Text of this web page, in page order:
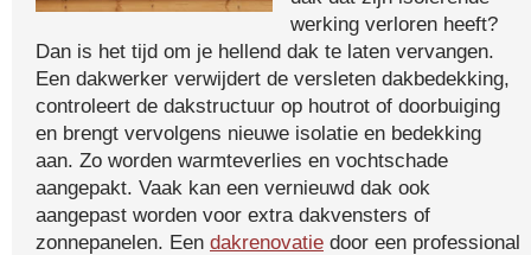
werking verloren heeft?
Dan is het tijd om je hellend dak te laten vervangen.
Een dakwerker verwijdert de versleten dakbedekking,
controleert de dakstructuur op houtrot of doorbuiging
en brengt vervolgens nieuwe isolatie en bedekking
aan. Zo worden warmteverlies en vochtschade
aangepakt. Vaak kan een vernieuwd dak ook
aangepast worden voor extra dakvensters of
zonnepanelen. Een dakrenovatie door een professional